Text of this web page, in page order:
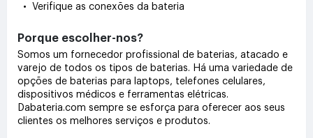
• Verifique as conexões da bateria
Porque escolher-nos?
Somos um fornecedor profissional de baterias, atacado e
varejo de todos os tipos de baterias. Há uma variedade de
opções de baterias para laptops, telefones celulares,
dispositivos médicos e ferramentas elétricas.
Dabateria.com sempre se esforça para oferecer aos seus
clientes os melhores serviços e produtos.